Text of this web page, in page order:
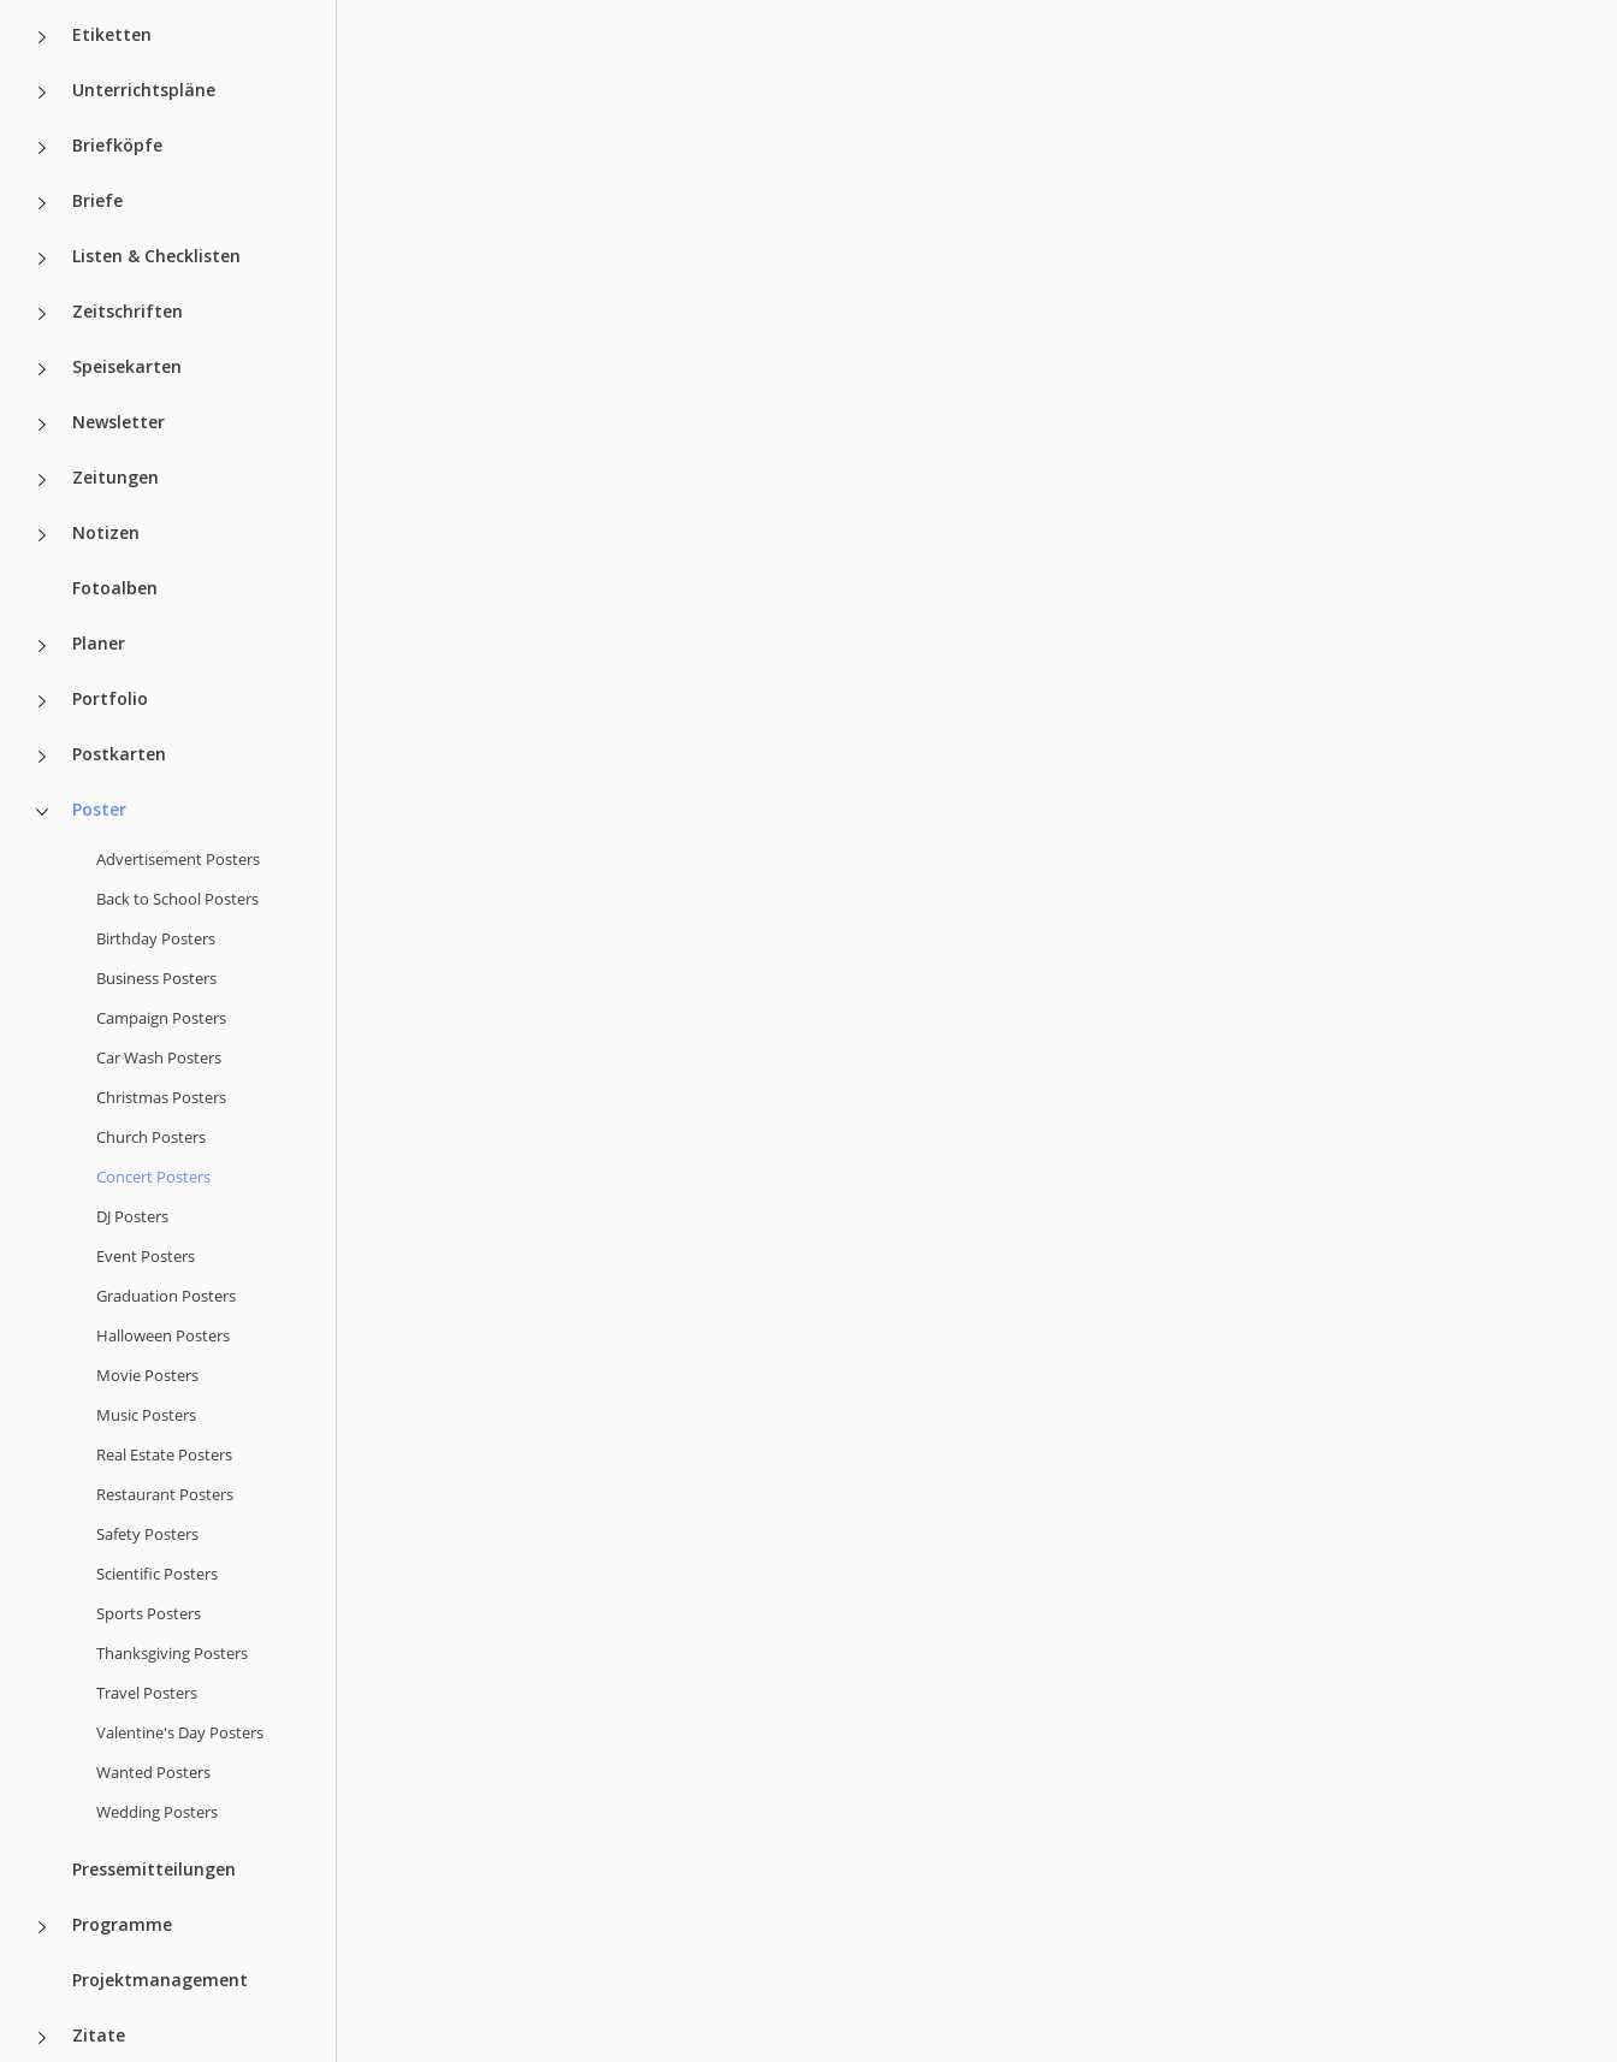
Etiketten
Unterrichtspläne
Briefköpfe
Briefe
Listen & Checklisten
Zeitschriften
Speisekarten
Newsletter
Zeitungen
Notizen
Fotoalben
Planer
Portfolio
Postkarten
Poster
Advertisement Posters
Back to School Posters
Birthday Posters
Business Posters
Campaign Posters
Car Wash Posters
Christmas Posters
Church Posters
Concert Posters
DJ Posters
Event Posters
Graduation Posters
Halloween Posters
Movie Posters
Music Posters
Real Estate Posters
Restaurant Posters
Safety Posters
Scientific Posters
Sports Posters
Thanksgiving Posters
Travel Posters
Valentine's Day Posters
Wanted Posters
Wedding Posters
Pressemitteilungen
Programme
Projektmanagement
Zitate